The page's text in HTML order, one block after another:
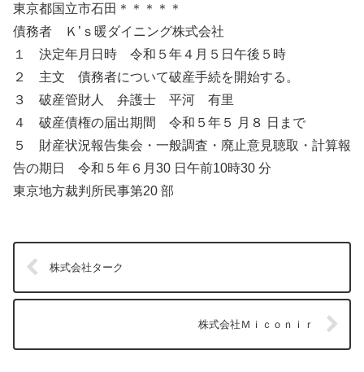
東京都国立市石田＊＊＊＊＊
債務者 Ｋ’ｓ暖ダイニング株式会社
１ 決定年月日時 令和５年４月５日午後５時
２ 主文 債務者について破産手続を開始する。
３ 破産管財人 弁護士 平河 有里
４ 破産債権の届出期間 令和５年５ 月８ 日まで
５ 財産状況報告集会・一般調査・廃止意見聴取・計算報
告の期日 令和５年６月30 日午前10時30 分
東京地方裁判所民事第20 部
株式会社ターク
株式会社Ｍｉｃｏｎｉｒ